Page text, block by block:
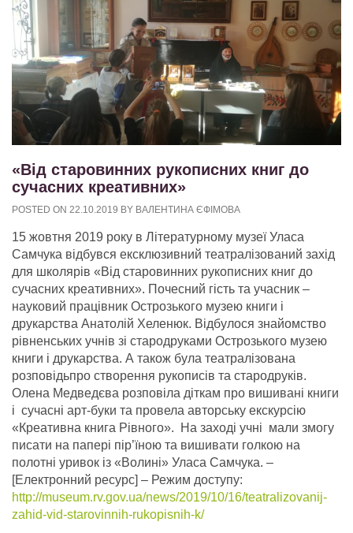
«Від старовинних рукописних книг до
сучасних креативних»
POSTED ON 22.10.2019 BY ВАЛЕНТИНА ЄФІМОВА
15 жовтня 2019 року в Літературному музеї Уласа
Самчука відбувся ексклюзивний театралізований захід
для школярів «Від старовинних рукописних книг до
сучасних креативних». Почесний гість та учасник –
науковий працівник Острозького музею книги і
друкарства Анатолій Хеленюк. Відбулося знайомство
рівненських учнів зі стародруками Острозького музею
книги і друкарства. А також була театралізована
розповідьпро створення рукописів та стародруків.
Олена Медведєва розповіла діткам про вишивані книги
і сучасні арт-буки та провела авторську екскурсію
«Креативна книга Рівного». На заході учні мали змогу
писати на папері пір’їною та вишивати голкою на
полотні уривок із «Волині» Уласа Самчука. –
[Електронний ресурс] – Режим доступу:
http://museum.rv.gov.ua/news/2019/10/16/teatralizovanij-
zahid-vid-starovinnih-rukopisnih-k/